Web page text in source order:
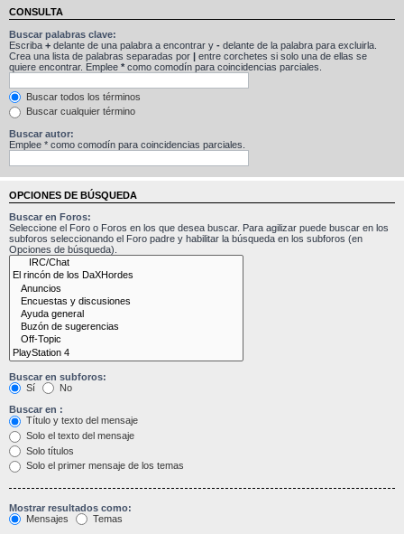
CONSULTA
Buscar palabras clave:
Escriba + delante de una palabra a encontrar y - delante de la palabra para excluirla.
Crea una lista de palabras separadas por | entre corchetes si solo una de ellas se
quiere encontrar. Emplee * como comodín para coincidencias parciales.
Buscar todos los términos
Buscar cualquier término
Buscar autor:
Emplee * como comodín para coincidencias parciales.
OPCIONES DE BÚSQUEDA
Buscar en Foros:
Seleccione el Foro o Foros en los que desea buscar. Para agilizar puede buscar en los
subforos seleccionando el Foro padre y habilitar la búsqueda en los subforos (en
Opciones de búsqueda).
Buscar en subforos:
Sí
No
Buscar en :
Título y texto del mensaje
Solo el texto del mensaje
Solo títulos
Solo el primer mensaje de los temas
Mostrar resultados como:
Mensajes
Temas